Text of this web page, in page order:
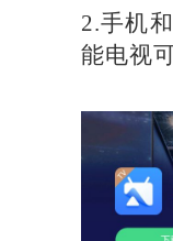
2.手机
能电视